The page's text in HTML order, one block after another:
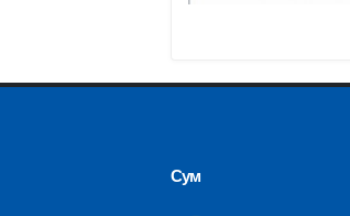
Сум